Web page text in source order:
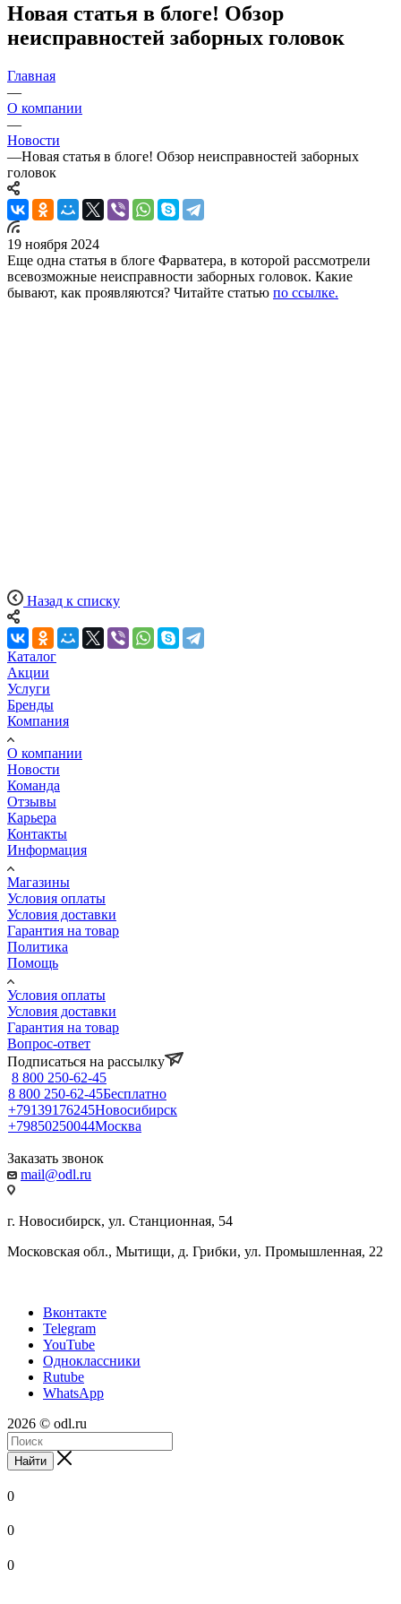
Новая статья в блоге! Обзор
неисправностей заборных головок
Главная
—
О компании
—
Новости
—Новая статья в блоге! Обзор неисправностей заборных
головок
19 ноября 2024
Еще одна статья в блоге Фарватера, в которой рассмотрели
всевозможные неисправности заборных головок. Какие
бывают, как проявляются? Читайте статью по ссылке.
Назад к списку
Каталог
Акции
Услуги
Бренды
Компания
О компании
Новости
Команда
Отзывы
Карьера
Контакты
Информация
Магазины
Условия оплаты
Условия доставки
Гарантия на товар
Политика
Помощь
Условия оплаты
Условия доставки
Гарантия на товар
Вопрос-ответ
Подписаться на рассылку
8 800 250-62-45
8 800 250-62-45Бесплатно
+79139176245Новосибирск
+79850250044Москва
Заказать звонок
mail@odl.ru
г. Новосибирск, ул. Станционная, 54
Московская обл., Мытищи, д. Грибки, ул. Промышленная, 22
Вконтакте
Telegram
YouTube
Одноклассники
Rutube
WhatsApp
2026 © odl.ru
Найти
0
0
0